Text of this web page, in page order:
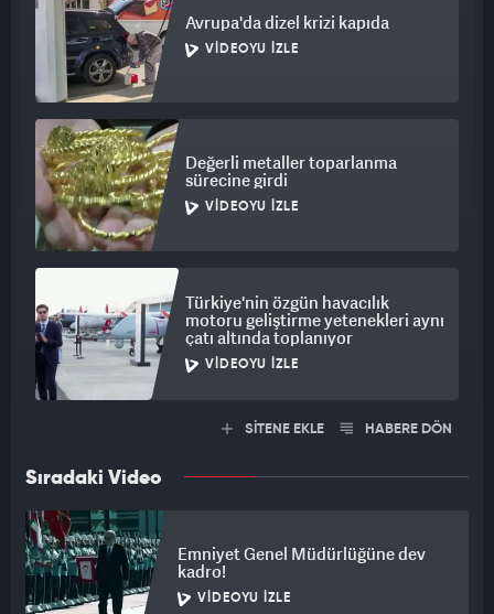
Avrupa'da dizel krizi kapıda
VIDEOYU İZLE
Değerli metaller toparlanma
sürecine girdi
VIDEOYU İZLE
Türkiye'nin özgün havacılık
motoru geliştirme yetenekleri aynı
çatı altında toplanıyor
VIDEOYU İZLE
SİTENE EKLE HABERE DÖN
Sıradaki Video
Emniyet Genel Müdürlüğüne dev
kadro!
VIDEOYU İZLE